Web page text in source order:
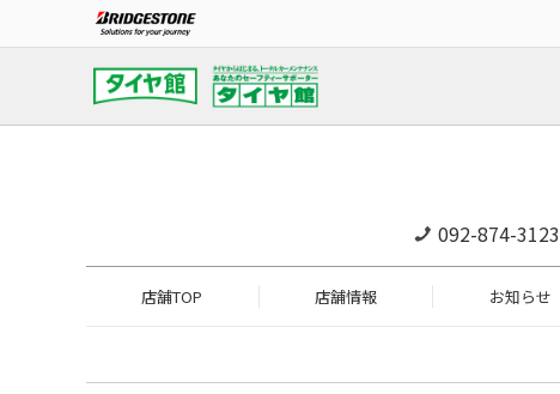
092-874-3123
店舗TOP 店舗情報 お知らせ